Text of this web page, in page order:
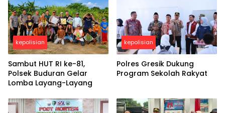
kepolisian
Sambut HUT RI ke-81,
Polsek Buduran Gelar
Lomba Layang-Layang
kepolisian
Polres Gresik Dukung
Program Sekolah Rakyat